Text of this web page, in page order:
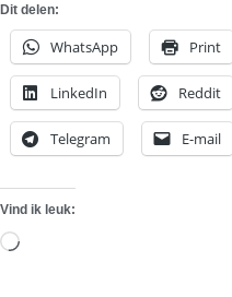
Dit delen:
WhatsApp Print
LinkedIn Reddit
Telegram E-mail
Vind ik leuk:
Aan